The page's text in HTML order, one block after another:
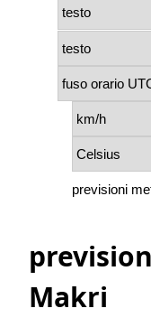
previsioni
Makri